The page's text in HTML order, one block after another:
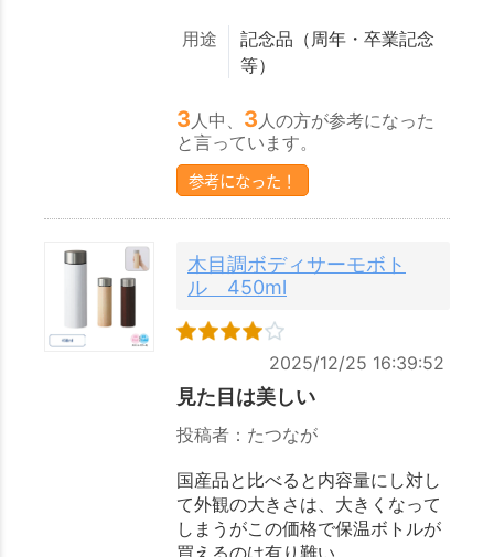
用途
記念品（周年・卒業記念
等）
3 人中、 3 人の方が参考になった
と言っています。
参考になった！
木目調ボディサーモボト
ル 450ml
2025/12/25 16:39:52
見た目は美しい
投稿者：たつなが
国産品と比べると内容量にし対し
て外観の大きさは、大きくなって
しまうがこの価格で保温ボトルが